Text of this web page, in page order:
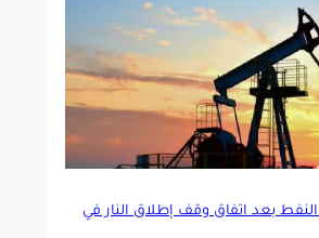
بعد اتفاق وقف إطلاق النار في